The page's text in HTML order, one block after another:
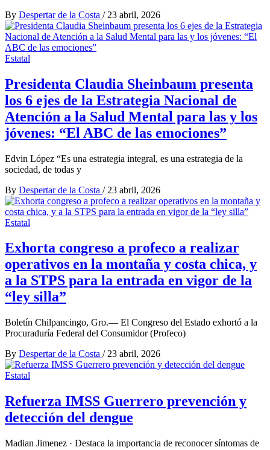
By Despertar de la Costa / 23 abril, 2026
Estatal
Presidenta Claudia Sheinbaum presenta
los 6 ejes de la Estrategia Nacional de
Atención a la Salud Mental para las y los
jóvenes: “El ABC de las emociones”
Edvin López “Es una estrategia integral, es una estrategia de la
sociedad, de todas y
By Despertar de la Costa / 23 abril, 2026
Estatal
Exhorta congreso a profeco a realizar
operativos en la montaña y costa chica, y
a la STPS para la entrada en vigor de la
“ley silla”
Boletín Chilpancingo, Gro.— El Congreso del Estado exhortó a la
Procuraduría Federal del Consumidor (Profeco)
By Despertar de la Costa / 23 abril, 2026
Estatal
Refuerza IMSS Guerrero prevención y
detección del dengue
Madian Jimenez · Destaca la importancia de reconocer síntomas de